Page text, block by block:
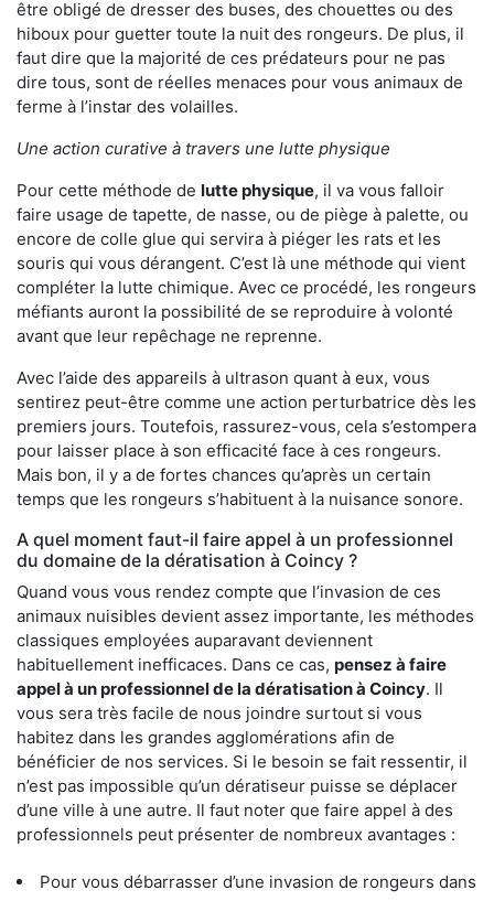
être obligé de dresser des buses, des chouettes ou des
hiboux pour guetter toute la nuit des rongeurs. De plus, il
faut dire que la majorité de ces prédateurs pour ne pas
dire tous, sont de réelles menaces pour vous animaux de
ferme à l’instar des volailles.
Une action curative à travers une lutte physique
Pour cette méthode de lutte physique, il va vous falloir
faire usage de tapette, de nasse, ou de piège à palette, ou
encore de colle glue qui servira à piéger les rats et les
souris qui vous dérangent. C’est là une méthode qui vient
compléter la lutte chimique. Avec ce procédé, les rongeurs
méfiants auront la possibilité de se reproduire à volonté
avant que leur repêchage ne reprenne.
Avec l’aide des appareils à ultrason quant à eux, vous
sentirez peut-être comme une action perturbatrice dès les
premiers jours. Toutefois, rassurez-vous, cela s’estompera
pour laisser place à son efficacité face à ces rongeurs.
Mais bon, il y a de fortes chances qu’après un certain
temps que les rongeurs s’habituent à la nuisance sonore.
A quel moment faut-il faire appel à un professionnel
du domaine de la dératisation à Coincy ?
Quand vous vous rendez compte que l’invasion de ces
animaux nuisibles devient assez importante, les méthodes
classiques employées auparavant deviennent
habituellement inefficaces. Dans ce cas, pensez à faire
appel à un professionnel de la dératisation à Coincy. Il
vous sera très facile de nous joindre surtout si vous
habitez dans les grandes agglomérations afin de
bénéficier de nos services. Si le besoin se fait ressentir, il
n’est pas impossible qu’un dératiseur puisse se déplacer
d’une ville à une autre. Il faut noter que faire appel à des
professionnels peut présenter de nombreux avantages :
Pour vous débarrasser d’une invasion de rongeurs dans